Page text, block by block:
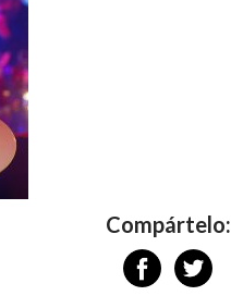
Compártelo: